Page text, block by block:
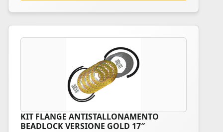
KIT FLANGE ANTISTALLONAMENTO
BEADLOCK VERSIONE GOLD 17″